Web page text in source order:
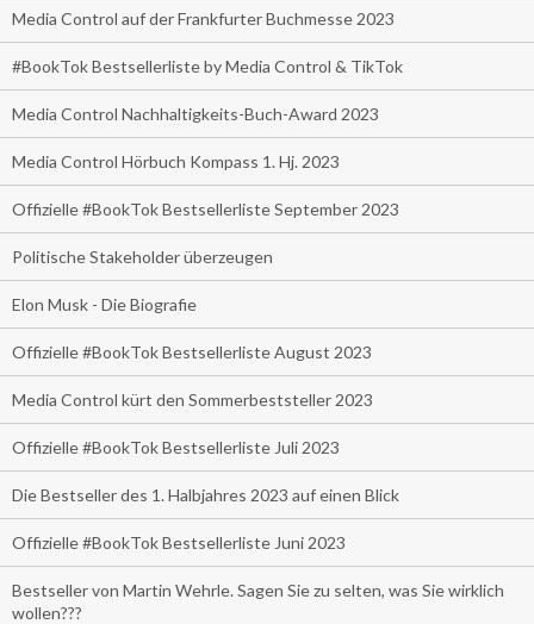
Media Control auf der Frankfurter Buchmesse 2023
#BookTok Bestsellerliste by Media Control & TikTok
Media Control Nachhaltigkeits-Buch-Award 2023
Media Control Hörbuch Kompass 1. Hj. 2023
Offizielle #BookTok Bestsellerliste September 2023
Politische Stakeholder überzeugen
Elon Musk - Die Biografie
Offizielle #BookTok Bestsellerliste August 2023
Media Control kürt den Sommerbeststeller 2023
Offizielle #BookTok Bestsellerliste Juli 2023
Die Bestseller des 1. Halbjahres 2023 auf einen Blick
Offizielle #BookTok Bestsellerliste Juni 2023
Bestseller von Martin Wehrle. Sagen Sie zu selten, was Sie wirklich
wollen???